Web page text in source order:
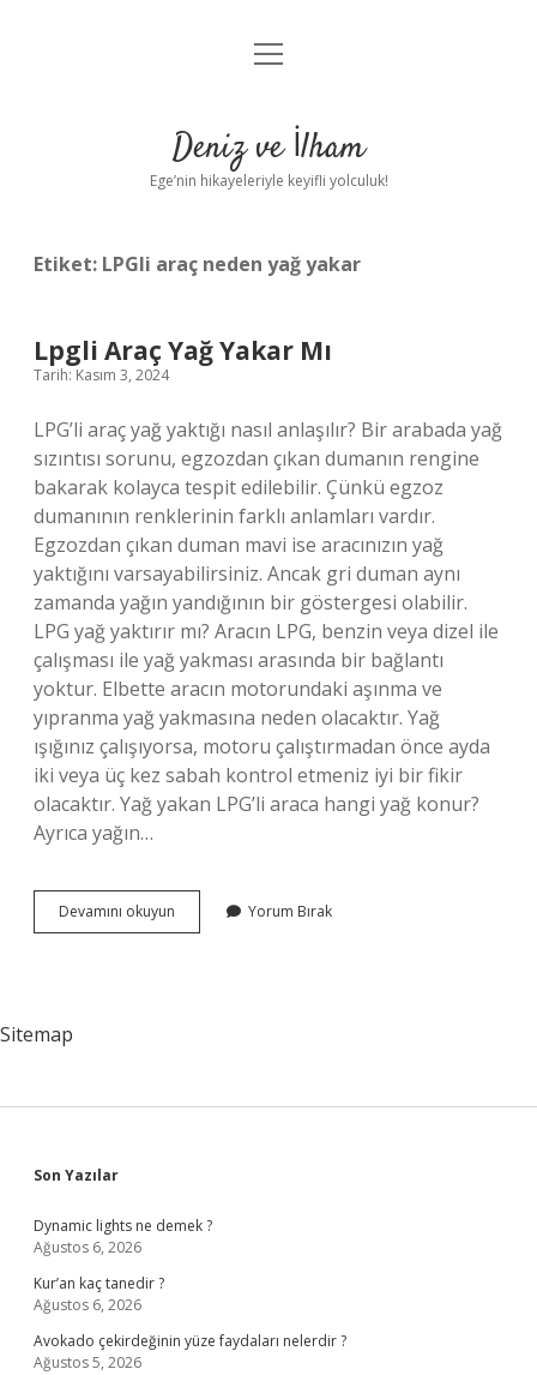
Anasayfa
Yasal Uyarı
menüyü
Deniz ve İlham
Ege’nin hikayeleriyle keyifli yolculuk!
Etiket: LPGli araç neden yağ yakar
Lpgli Araç Yağ Yakar Mı
Tarih: Kasım 3, 2024
LPG’li araç yağ yaktığı nasıl anlaşılır? Bir arabada yağ
sızıntısı sorunu, egzozdan çıkan dumanın rengine
bakarak kolayca tespit edilebilir. Çünkü egzoz
dumanının renklerinin farklı anlamları vardır.
Egzozdan çıkan duman mavi ise aracınızın yağ
yaktığını varsayabilirsiniz. Ancak gri duman aynı
zamanda yağın yandığının bir göstergesi olabilir.
LPG yağ yaktırır mı? Aracın LPG, benzin veya dizel ile
çalışması ile yağ yakması arasında bir bağlantı
yoktur. Elbette aracın motorundaki aşınma ve
yıpranma yağ yakmasına neden olacaktır. Yağ
ışığınız çalışıyorsa, motoru çalıştırmadan önce ayda
iki veya üç kez sabah kontrol etmeniz iyi bir fikir
olacaktır. Yağ yakan LPG’li araca hangi yağ konur?
Ayrıca yağın…
Devamını okuyun
Araç
Yorum Bırak
Sitemap
Sidebar
Son Yazılar
Dynamic lights ne demek ?
Ağustos 6, 2026
Kur’an kaç tanedir ?
Ağustos 6, 2026
Avokado çekirdeğinin yüze faydaları nelerdir ?
Ağustos 5, 2026